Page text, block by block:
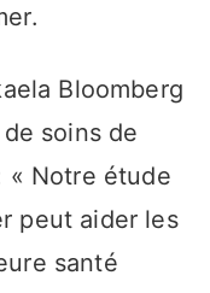
Bloomberg
soins de
« Notre étude
peut aider les
santé